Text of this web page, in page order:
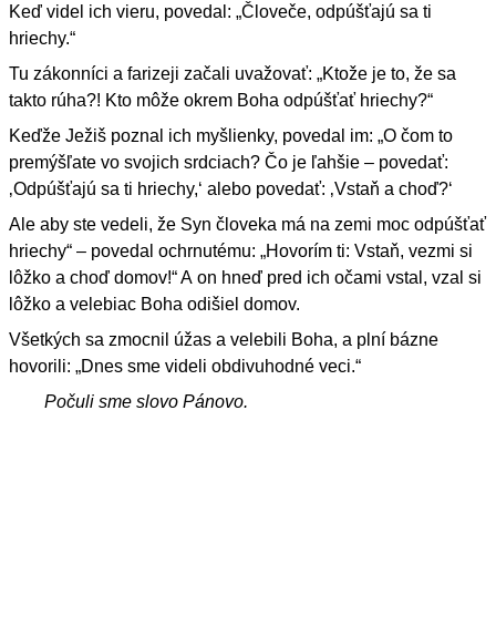
Keď videl ich vieru, povedal: „Človeče, odpúšťajú sa ti
hriechy.“
Tu zákonníci a farizeji začali uvažovať: „Ktože je to, že sa
takto rúha?! Kto môže okrem Boha odpúšťať hriechy?“
Keďže Ježiš poznal ich myšlienky, povedal im: „O čom to
premýšľate vo svojich srdciach? Čo je ľahšie – povedať:
‚Odpúšťajú sa ti hriechy,‘ alebo povedať: ‚Vstaň a choď?‘
Ale aby ste vedeli, že Syn človeka má na zemi moc odpúšťať
hriechy“ – povedal ochrnutému: „Hovorím ti: Vstaň, vezmi si
lôžko a choď domov!“ A on hneď pred ich očami vstal, vzal si
lôžko a velebiac Boha odišiel domov.
Všetkých sa zmocnil úžas a velebili Boha, a plní bázne
hovorili: „Dnes sme videli obdivuhodné veci.“
Počuli sme slovo Pánovo.